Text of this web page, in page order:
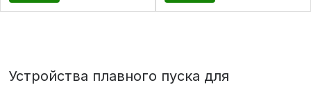
Устройства плавного пуска для